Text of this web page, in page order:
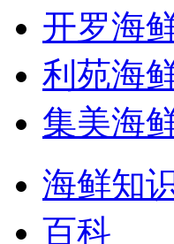
开罗海
利苑海
集美海
海鲜知
百科